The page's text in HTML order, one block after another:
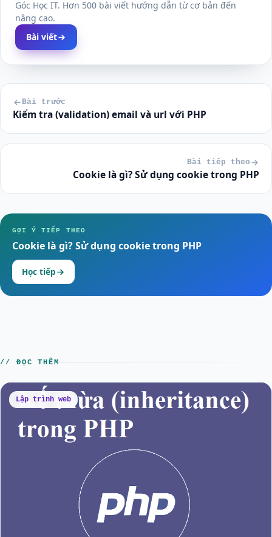
Góc Học IT. Hơn 500 bài viết hướng dẫn từ cơ bản đến
nâng cao.
Bài viết
Bài trước
Kiểm tra (validation) email và url với PHP
Bài tiếp theo
Cookie là gì? Sử dụng cookie trong PHP
GỢI Ý TIẾP THEO
Cookie là gì? Sử dụng cookie trong PHP
Học tiếp
// ĐỌC THÊM
Lập trình web